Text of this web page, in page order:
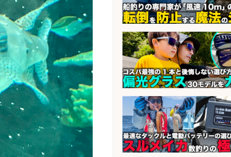
組立/入社祝金10万円/未経
土日祝休みで年間休日126
いOK/大阪府
会社名
パーソルファクトリ
ーズ株式会社
sponsored
日払いOKで即日収入/製造
「堺市堺区」「時給1,600
いOK・入社祝金10万円/
工場で自転車部品や釣り
未経験歓迎/土日祝休みで